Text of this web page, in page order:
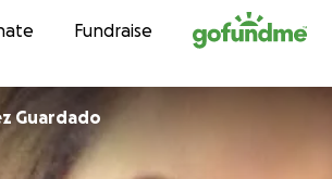
Skip to content
Fundraise
Guardado